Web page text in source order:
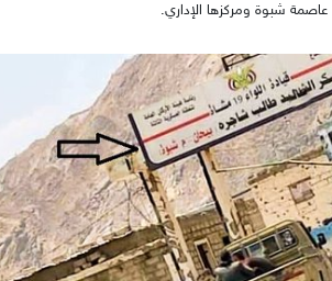
شبوة ومركزها الإداري.